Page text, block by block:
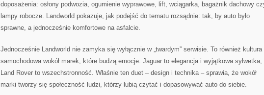
doposażenia: osłony podwozia, ogumienie wyprawowe, lift, wciągarka, bagażnik dachowy
lampy robocze. Landworld pokazuje, jak podejść do tematu rozsądnie: tak, by auto było
sprawne, a jednocześnie komfortowe na asfalcie.
Jednocześnie Landworld nie zamyka się wyłącznie w „twardym” serwisie. To również kultura
samochodowa wokół marek, które budzą emocje. Jaguar to elegancja i wyjątkowa sylwetka,
Land Rover to wszechstronność. Właśnie ten duet – design i technika – sprawia, że wokół
marki tworzy się społeczność ludzi, którzy lubią czytać i dopasowywać auto do siebie.